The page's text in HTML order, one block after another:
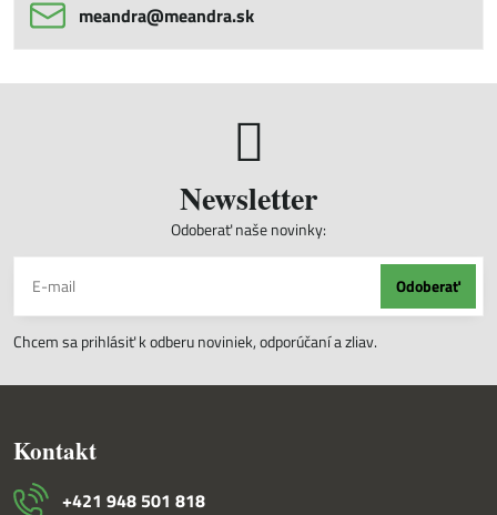
meandra​@meandra​.sk
Newsletter
Odoberať naše novinky:
Odoberať
Chcem sa prihlásiť k odberu noviniek, odporúčaní a zliav.
Kontakt
+421 948 501 818